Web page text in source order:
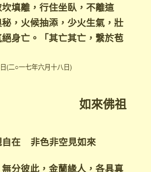
填離，行住坐臥，不離這
，火候抽添，少火生氣，壯
身亡。「其亡其亡，繫於苞
(二○一七年六月十八日)
如來佛祖
自在 非色非空見如來
分彼此，金蘭緣人，各具真